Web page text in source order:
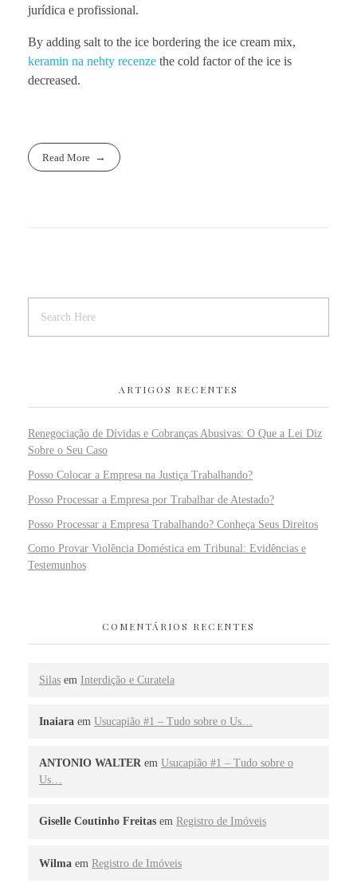
jurídica e profissional.
By adding salt to the ice bordering the ice cream mix,
keramin na nehty recenze the cold factor of the ice is
decreased.
Read More
ARTIGOS RECENTES
Renegociação de Dívidas e Cobranças Abusivas: O Que a Lei Diz
Sobre o Seu Caso
Posso Colocar a Empresa na Justiça Trabalhando?
Posso Processar a Empresa por Trabalhar de Atestado?
Posso Processar a Empresa Trabalhando? Conheça Seus Direitos
Como Provar Violência Doméstica em Tribunal: Evidências e
Testemunhos
COMENTÁRIOS RECENTES
Silas em Interdição e Curatela
Inaiara em Usucapião #1 – Tudo sobre o Us…
ANTONIO WALTER em Usucapião #1 – Tudo sobre o
Us…
Giselle Coutinho Freitas em Registro de Imóveis
Wilma em Registro de Imóveis